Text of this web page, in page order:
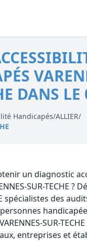
DANS LE
Handicapés/ALLIER/
un diagnostic
SUR-TECHE ?
spécialistes des
SUR-
entreprises et